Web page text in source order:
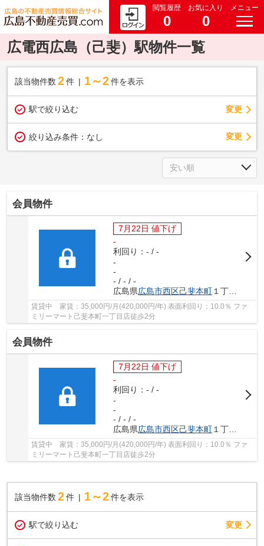
閲覧履歴
0
お気に入り
0
メニュー
広電西広島（己斐）駅物件一覧
該当物件数 2件 1～2 件を表示
駅で絞り込む 変更
絞り込み条件： なし 変更
会員物件
7月22日 値下げ
-
利回り：- / -
-
-
- / - / -
広島県広島市西区己斐本町１丁目23-15
賃貸中 家賃：35,000円/月(420,000円/年) 表面利回り：10.0％ ファ
ミリーマート己斐本町一丁目店徒歩2分
会員物件
7月22日 値下げ
-
利回り：- / -
-
-
- / - / -
広島県広島市西区己斐本町 １丁目23-15
賃貸中 家賃：35,000円/月(420,000円/年) 表面利回り：10.0％ ファ
ミリーマート己斐本町一丁目店徒歩2分
該当物件数 2件 1～2 件を表示
駅で絞り込む 変更